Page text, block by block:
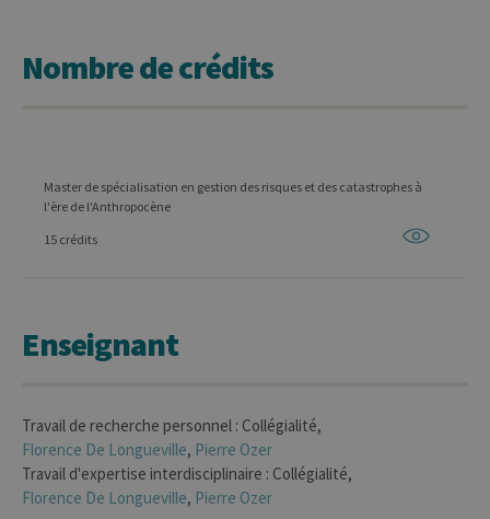
Nombre de crédits
Master de spécialisation en gestion des risques et des catastrophes à
l'ère de l'Anthropocène
15 crédits
Enseignant
Travail de recherche personnel : Collégialité,
Florence De Longueville, Pierre Ozer
Travail d'expertise interdisciplinaire : Collégialité,
Florence De Longueville, Pierre Ozer